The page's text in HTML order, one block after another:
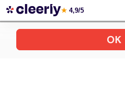
Votre simulation gratuite et
★ 4,9/5